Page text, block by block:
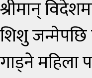
श्रीमान्
शिशु जन्मेपछि
गाड्ने महिला